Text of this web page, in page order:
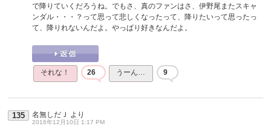
で降りていくだろうね。でもさ、真のファンはさ、伊野尾またスキャ
ンダル・・・？って思って悲しくなったって、降りたいって思ったっ
て、降りれないんだよ。やっぱり好きなんだよ。
それな！ 26 うーん… 9
135 名無しだＪ より
2016年12月10日 1:17 PM